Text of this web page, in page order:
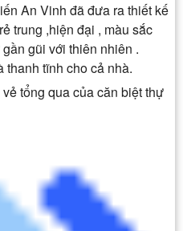
An Vinh đã đưa ra thiết kế
trung ,hiện đại , màu sắc
gũi với thiên nhiên .
thanh tĩnh cho cả nhà.
tổng qua của căn biệt thự